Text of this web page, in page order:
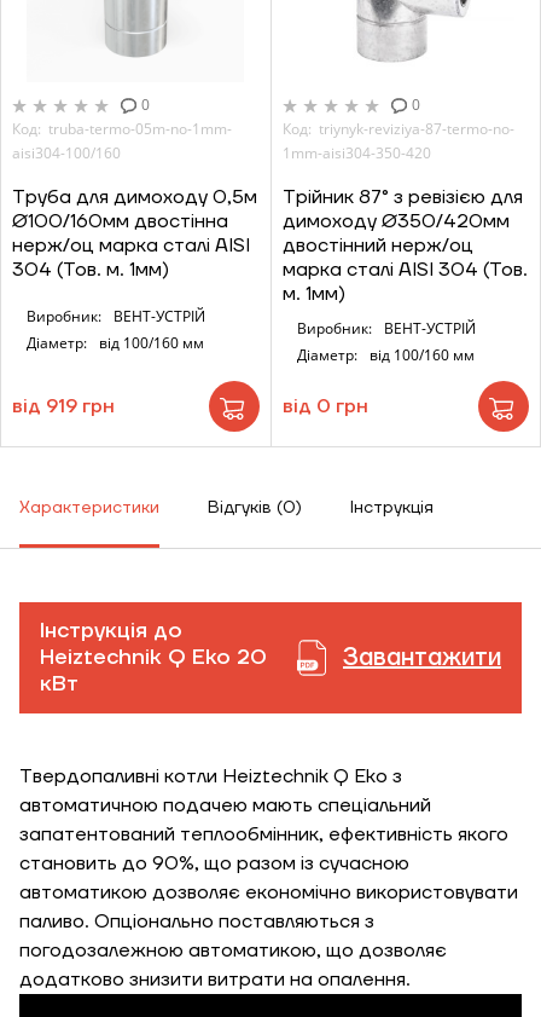
0
Код: truba-termo-05m-no-1mm-
aisi304-100/160
Труба для димоходу 0,5м
Ø100/160мм двостінна
нерж/оц марка сталі AISI
304 (Тов. м. 1мм)
Виробник:
ВЕНТ-УСТРІЙ
Діаметр:
від 100/160 мм
від 919 грн
0
Код: triynyk-reviziya-87-termo-no-
1mm-aisi304-350-420
Трійник 87° з ревізією для
димоходу Ø350/420мм
двостінний нерж/оц
марка сталі AISI 304 (Тов.
м. 1мм)
Виробник:
ВЕНТ-УСТРІЙ
Діаметр:
від 100/160 мм
від 0 грн
Характеристики Відгуків (0) Інструкція
Інструкція до
Heiztechnik Q Eko 20
кВт
Завантажити
Твердопаливні котли Heiztechnik Q Eko з
автоматичною подачею мають спеціальний
запатентований теплообмінник, ефективність якого
становить до 90%, що разом із сучасною
автоматикою дозволяє економічно використовувати
паливо. Опціонально поставляються з
погодозалежною автоматикою, що дозволяє
додатково знизити витрати на опалення.